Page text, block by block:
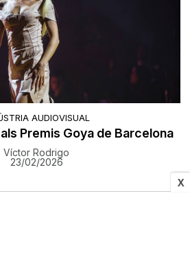
X
AUDIOVISUAL
Premis Goya de Barcelona
Víctor Rodrigo
23/02/2026